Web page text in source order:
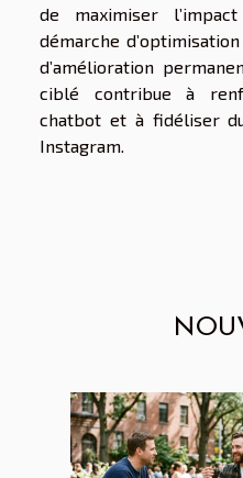
de maximiser
démarche
d’amélioration
ciblé contribue à
chatbot et à fidéliser
Instagram.